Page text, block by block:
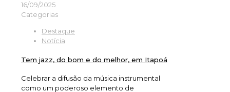
16/09/2025
Categorias
Destaque
Notícia
Tem jazz, do bom e do melhor, em Itapoá
Celebrar a difusão da música instrumental
como um poderoso elemento de